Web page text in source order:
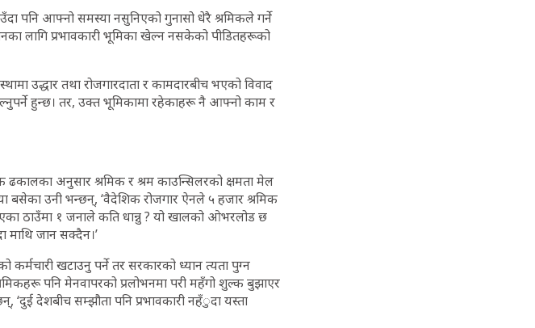
पनि आफ्नो समस्या नसुनिएको गुनासो धेरै श्रमिकले गर्ने
लागि प्रभावकारी भूमिका खेल्न नसकेको पीडितहरूको
उद्धार तथा रोजगारदाता र कामदारबीच भएको विवाद
हुन्छ। तर, उक्त भूमिकामा रहेकाहरू नै आफ्नो काम र
ढकालका अनुसार श्रमिक र श्रम काउन्सिलरको क्षमता मेल
बसेका उनी भन्छन्, ‘वैदेशिक रोजगार ऐनले ५ हजार श्रमिक
ठाउँमा १ जनाले कति धान्नु ? यो खालको ओभरलोड छ
माथि जान सक्दैन।’
खटाउनु पर्ने तर सरकारको ध्यान त्यता पुग्न
पनि मेनवापरको प्रलोभनमा परी महँगो शुल्क बुझाएर
‘दुई देशबीच सम्झौता पनि प्रभावकारी नहँुदा यस्ता